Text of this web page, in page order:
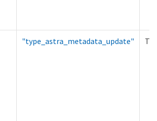
"type_astra_metadata_update"